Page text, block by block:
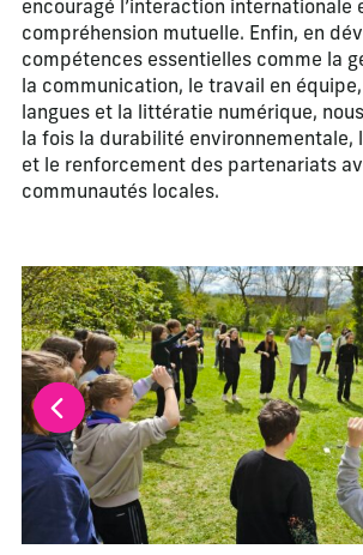
encouragé l’interaction internationale
compréhension mutuelle. Enfin, en
compétences essentielles comme la
la communication, le travail en
langues et la littératie numérique,
la fois la durabilité environnementale,
et le renforcement des partenariats
communautés locales.
La modification de la diapositive